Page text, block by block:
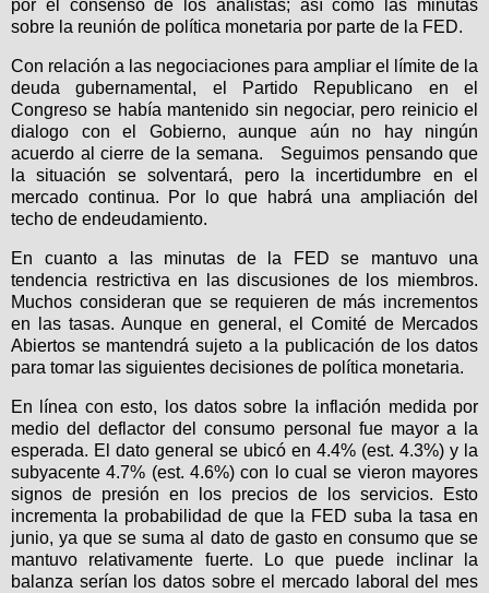
por el consenso de los analistas; así como las minutas
sobre la reunión de política monetaria por parte de la FED.
Con relación a las negociaciones para ampliar el límite de la
deuda gubernamental, el Partido Republicano en el
Congreso se había mantenido sin negociar, pero reinicio el
dialogo con el Gobierno, aunque aún no hay ningún
acuerdo al cierre de la semana. Seguimos pensando que
la situación se solventará, pero la incertidumbre en el
mercado continua. Por lo que habrá una ampliación del
techo de endeudamiento.
En cuanto a las minutas de la FED se mantuvo una
tendencia restrictiva en las discusiones de los miembros.
Muchos consideran que se requieren de más incrementos
en las tasas. Aunque en general, el Comité de Mercados
Abiertos se mantendrá sujeto a la publicación de los datos
para tomar las siguientes decisiones de política monetaria.
En línea con esto, los datos sobre la inflación medida por
medio del deflactor del consumo personal fue mayor a la
esperada. El dato general se ubicó en 4.4% (est. 4.3%) y la
subyacente 4.7% (est. 4.6%) con lo cual se vieron mayores
signos de presión en los precios de los servicios. Esto
incrementa la probabilidad de que la FED suba la tasa en
junio, ya que se suma al dato de gasto en consumo que se
mantuvo relativamente fuerte. Lo que puede inclinar la
balanza serían los datos sobre el mercado laboral del mes